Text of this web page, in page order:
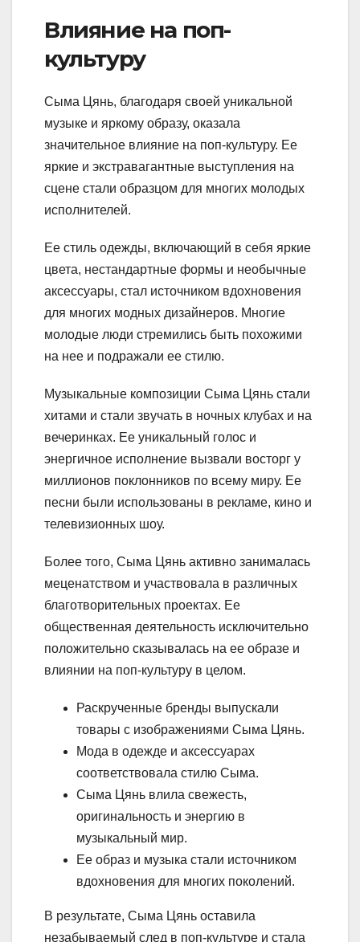
Влияние на поп-
культуру
Сыма Цянь, благодаря своей уникальной
музыке и яркому образу, оказала
значительное влияние на поп-культуру. Ее
яркие и экстравагантные выступления на
сцене стали образцом для многих молодых
исполнителей.
Ее стиль одежды, включающий в себя яркие
цвета, нестандартные формы и необычные
аксессуары, стал источником вдохновения
для многих модных дизайнеров. Многие
молодые люди стремились быть похожими
на нее и подражали ее стилю.
Музыкальные композиции Сыма Цянь стали
хитами и стали звучать в ночных клубах и на
вечеринках. Ее уникальный голос и
энергичное исполнение вызвали восторг у
миллионов поклонников по всему миру. Ее
песни были использованы в рекламе, кино и
телевизионных шоу.
Более того, Сыма Цянь активно занималась
меценатством и участвовала в различных
благотворительных проектах. Ее
общественная деятельность исключительно
положительно сказывалась на ее образе и
влиянии на поп-культуру в целом.
Раскрученные бренды выпускали
товары с изображениями Сыма Цянь.
Мода в одежде и аксессуарах
соответствовала стилю Сыма.
Сыма Цянь влила свежесть,
оригинальность и энергию в
музыкальный мир.
Ее образ и музыка стали источником
вдохновения для многих поколений.
В результате, Сыма Цянь оставила
незабываемый след в поп-культуре и стала